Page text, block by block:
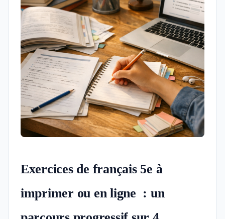
Exercices de français 5e à
imprimer ou en ligne : un